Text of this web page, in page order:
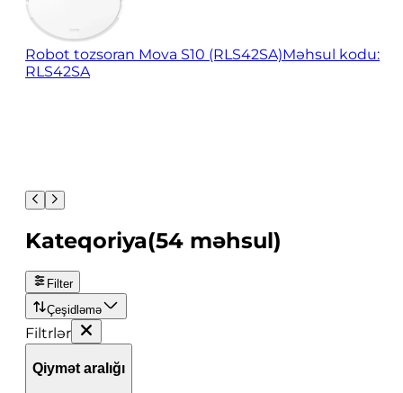
Robot tozsoran Mova S10 (RLS42SA)Məhsul kodu:
RLS42SA
Kateqoriya(54 məhsul)
Filter
Çeşidləmə
Filtrlər
Qiymət aralığı